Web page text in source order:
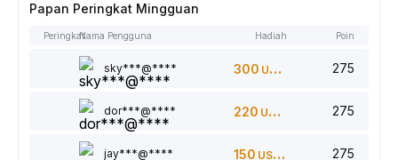
Papan Peringkat Mingguan
PeringkatNama Pengguna Hadiah Poin
sky***@**** 300 USDT 275
dor***@**** 220 USDT 275
jay***@**** 150 USDT 275